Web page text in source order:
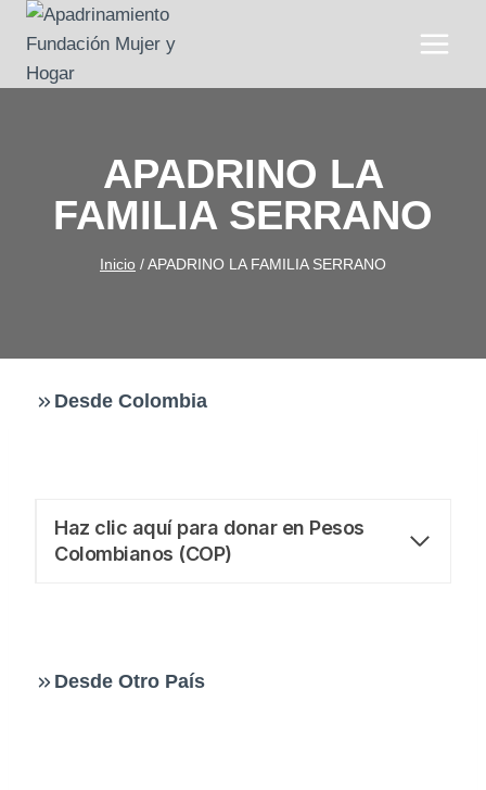
Saltar
contenido
APADRINO LA
FAMILIA SERRANO
Inicio /APADRINO LA FAMILIA SERRANO
Desde Colombia
Haz clic aquí para donar en Pesos
Colombianos (COP)
Desde Otro País